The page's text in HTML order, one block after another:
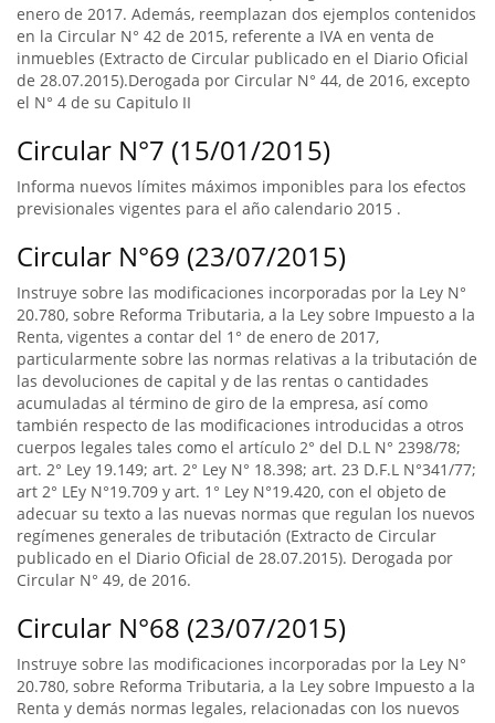
enero de 2017. Además, reemplazan dos ejemplos contenidos
en la Circular N° 42 de 2015, referente a IVA en venta de
inmuebles (Extracto de Circular publicado en el Diario Oficial
de 28.07.2015).Derogada por Circular N° 44, de 2016, excepto
el N° 4 de su Capitulo II
Circular N°7 (15/01/2015)
Informa nuevos límites máximos imponibles para los efectos
previsionales vigentes para el año calendario 2015 .
Circular N°69 (23/07/2015)
Instruye sobre las modificaciones incorporadas por la Ley N°
20.780, sobre Reforma Tributaria, a la Ley sobre Impuesto a la
Renta, vigentes a contar del 1° de enero de 2017,
particularmente sobre las normas relativas a la tributación de
las devoluciones de capital y de las rentas o cantidades
acumuladas al término de giro de la empresa, así como
también respecto de las modificaciones introducidas a otros
cuerpos legales tales como el artículo 2° del D.L N° 2398/78;
art. 2° Ley 19.149; art. 2° Ley N° 18.398; art. 23 D.F.L N°341/77;
art 2° LEy N°19.709 y art. 1° Ley N°19.420, con el objeto de
adecuar su texto a las nuevas normas que regulan los nuevos
regímenes generales de tributación (Extracto de Circular
publicado en el Diario Oficial de 28.07.2015). Derogada por
Circular N° 49, de 2016.
Circular N°68 (23/07/2015)
Instruye sobre las modificaciones incorporadas por la Ley N°
20.780, sobre Reforma Tributaria, a la Ley sobre Impuesto a la
Renta y demás normas legales, relacionadas con los nuevos